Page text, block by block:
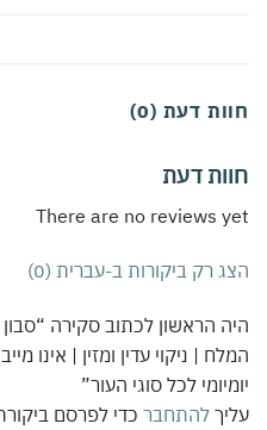
דעת (0)
דעת
There are no reviews
רק ביקורות ב-עברית (0)
הראשון לכתוב סקירה “סבון
| ניקוי עדין ומזין | אינו
לכל סוגי העור”
להתחברכדי לפרסם ביקורת.